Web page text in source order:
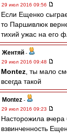
29 июл 2016 09:56
Если Ещенко
то Паршивлюк
тихий ужас на его
Жентяй -
29 июл 2016 09:48
Montez , ты мало
всегда такой
Montez -
29 июл 2016 09:23
Насторожила вчера
взвинченность